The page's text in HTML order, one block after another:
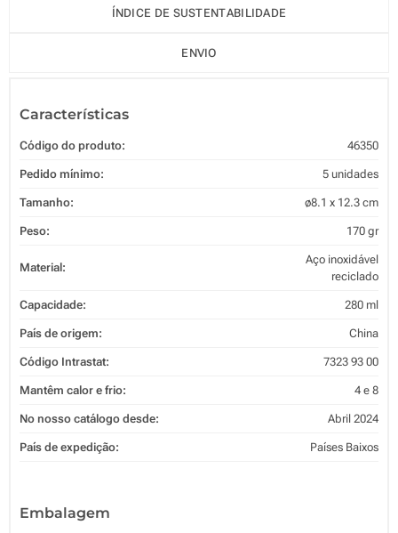
ÍNDICE DE SUSTENTABILIDADE
ENVIO
Características
Código do produto: 46350
Pedido mínimo: 5 unidades
Tamanho: ø8.1 x 12.3 cm
Peso: 170 gr
Material:
Aço inoxidável
reciclado
Capacidade: 280 ml
País de origem: China
Código Intrastat: 7323 93 00
Mantêm calor e frio: 4 e 8
No nosso catálogo desde: Abril 2024
País de expedição: Países Baixos
Embalagem